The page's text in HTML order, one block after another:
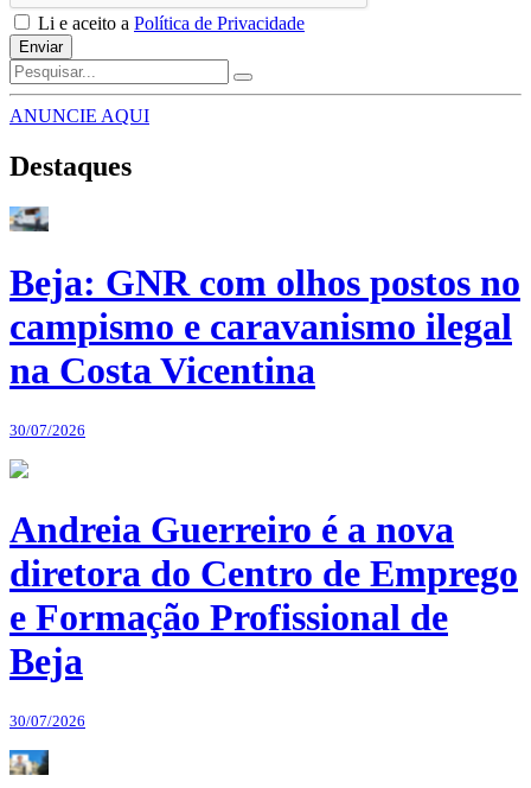
Li e aceito a Política de Privacidade
Enviar
ANUNCIE AQUI
Destaques
Beja: GNR com olhos postos no
campismo e caravanismo ilegal
na Costa Vicentina
30/07/2026
Andreia Guerreiro é a nova
diretora do Centro de Emprego
e Formação Profissional de
Beja
30/07/2026